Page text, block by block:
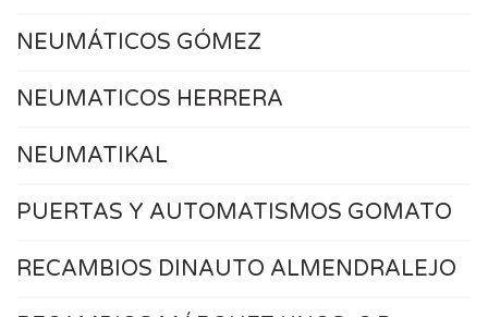
NEUMÁTICOS GÓMEZ
NEUMATICOS HERRERA
NEUMATIKAL
PUERTAS Y AUTOMATISMOS GOMATO
RECAMBIOS DINAUTO ALMENDRALEJO